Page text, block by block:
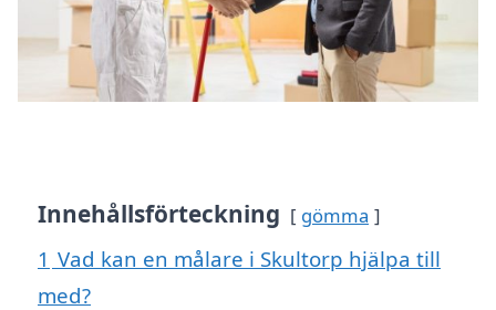
Innehållsförteckning gömma
1 Vad kan en målare i Skultorp hjälpa till
med?